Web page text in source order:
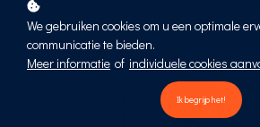
We gebruiken cookies om u een optimale
communicatie te bieden.
Meer informatie of individuele cookies
Ik begrijp het!